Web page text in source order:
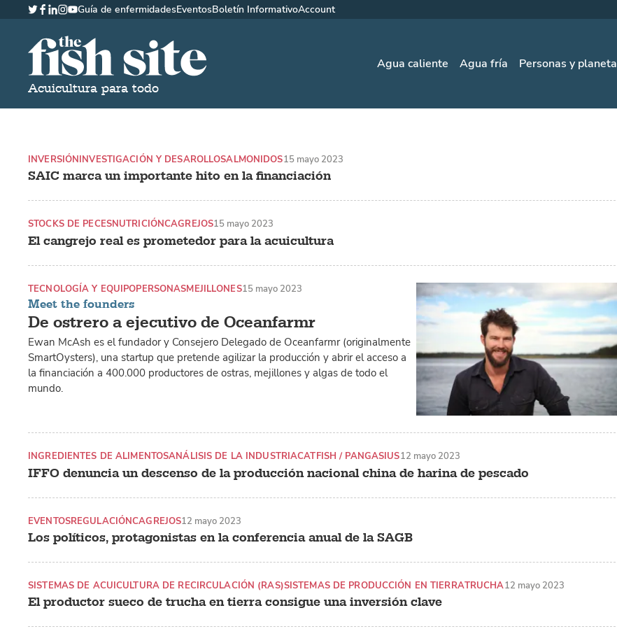
The Fish Site Española
Acuicultura para todo
Agua caliente Agua fría Personas y planeta
Twitter
Facebook
LinkedIn
Instagram
YouTube
Guía de enfermidadesEventosBoletín InformativoAccount
SAIC marca un importante hito en la financiación
INVERSIÓNINVESTIGACIÓN Y DESAROLLOSALMONIDOS15 mayo 2023
El cangrejo real es prometedor para la acuicultura
STOCKS DE PECESNUTRICIÓNCAGREJOS15 mayo 2023
Meet the founders
De ostrero a ejecutivo de Oceanfarmr
TECNOLOGÍA Y EQUIPOPERSONASMEJILLONES15 mayo 2023
Ewan McAsh es el fundador y Consejero Delegado de Oceanfarmr (originalmente
SmartOysters), una startup que pretende agilizar la producción y abrir el acceso a
la financiación a 400.000 productores de ostras, mejillones y algas de todo el
mundo.
IFFO denuncia un descenso de la producción nacional china de harina de pescado
INGREDIENTES DE ALIMENTOSANÁLISIS DE LA INDUSTRIACATFISH / PANGASIUS12 mayo 2023
Los políticos, protagonistas en la conferencia anual de la SAGB
EVENTOSREGULACIÓNCAGREJOS12 mayo 2023
El productor sueco de trucha en tierra consigue una inversión clave
SISTEMAS DE ACUICULTURA DE RECIRCULACIÓN (RAS)SISTEMAS DE PRODUCCIÓN EN TIERRATRUCHA12 mayo 2023